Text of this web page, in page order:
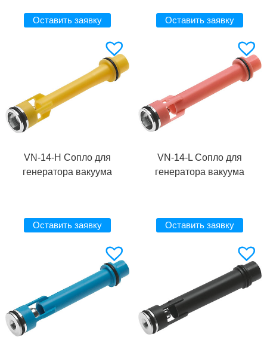
Оставить заявку Оставить заявку
VN-14-H Сопло для
генератора вакуума
Оставить заявку
VN-14-L Сопло для
генератора вакуума
Оставить заявку